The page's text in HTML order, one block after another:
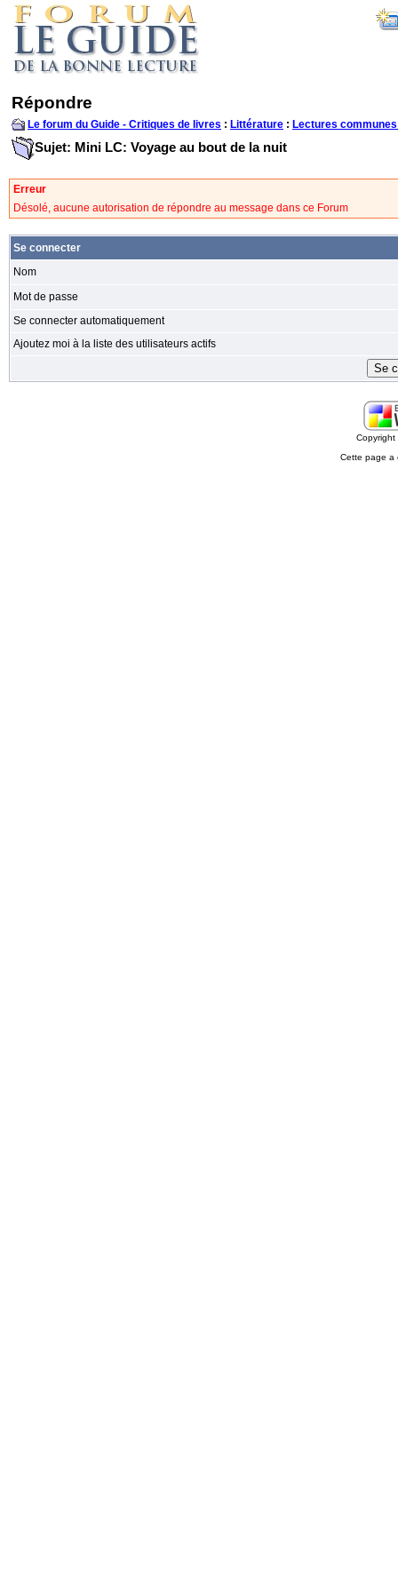
Répondre
Le forum du Guide - Critiques de livres : Littérature : Lectures
Sujet: Mini LC: Voyage au bout de la nuit
Erreur
Désolé, aucune autorisation de répondre au message dans ce Forum
Se connecter
Nom
Mot de passe
Se connecter automatiquement
Ajoutez moi à la liste des utilisateurs actifs
Cette page a